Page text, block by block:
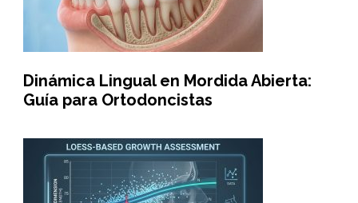
Dinámica Lingual en Mordida Abierta:
Guía para Ortodoncistas